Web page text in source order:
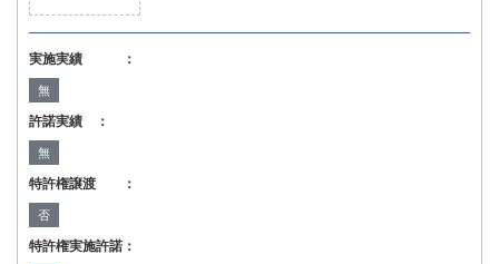
実施実績 ：
無
許諾実績 ：
無
特許権譲渡 ：
否
特許権実施許諾：